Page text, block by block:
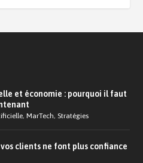
et économie : pourquoi il faut
,MarTech, Stratégies
clients ne font plus confiance